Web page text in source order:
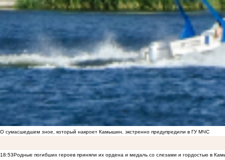
О сумасшедшем зное, который накроет Камышин, экстренно предупредили в ГУ МЧС
18:53Родные погибших героев приняли их ордена и медаль со слезами и гордостью в